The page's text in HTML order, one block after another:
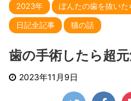
2023年
ぽんたの歯を抜い
日記全記事
猫の話
歯の手術したら超
2023年11月9日